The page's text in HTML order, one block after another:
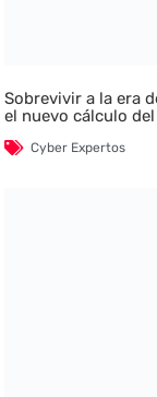
Sobrevivir a la era
el nuevo cálculo
Cyber Expertos